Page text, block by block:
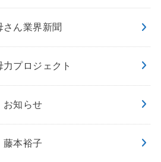
さん業界新聞
力プロジェクト
お知らせ
藤本裕子